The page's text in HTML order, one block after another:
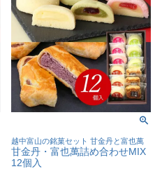
越中富山の銘菓セット 甘金丹と富也萬
甘金丹・富也萬詰め合わせMIX
12個入